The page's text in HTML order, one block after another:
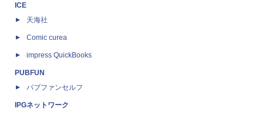
ICE
天海社
Comic curea
impress QuickBooks
PUBFUN
パブファンセルフ
IPGネットワーク